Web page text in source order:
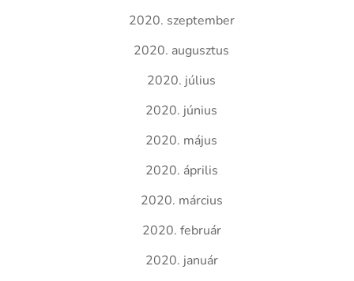
2020. szeptember
2020. augusztus
2020. július
2020. június
2020. május
2020. április
2020. március
2020. február
2020. január